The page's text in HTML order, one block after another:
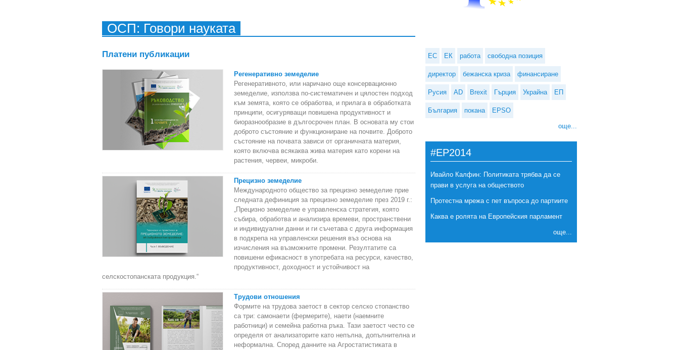
ОСП: Говори науката
Платени публикации
Регенеративно земеделие
Регенеративното, или наричано още консервационно
земеделие, използва по-систематичен и цялостен подход
към земята, която се обработва, и прилага в обработката
принципи, осигуряващи повишена продуктивност и
биоразнообразие в дългосрочен план. В основата му стои
доброто състояние и функциониране на почвите. Доброто
състояние на почвата зависи от органичната материя,
която включва всякаква жива материя като корени на
растения, червеи, микроби.
Прецизно земеделие
Международното общество за прецизно земеделие прие
следната дефиниция за прецизно земеделие през 2019 г.:
„Прецизно земеделие е управленска стратегия, която
събира, обработва и анализира времеви, пространствени
и индивидуални данни и ги съчетава с друга информация
в подкрепа на управленски решения въз основа на
изчисления на възможните промени. Резултатите са
повишени ефикасност в употребата на ресурси, качество,
продуктивност, доходност и устойчивост на
селскостопанската продукция.“
Трудови отношения
Формите на трудова заетост в сектор селско стопанство
са три: самонаети (фермерите), наети (наемните
работници) и семейна работна ръка. Тази заетост често се
определя от анализаторите като непълна, допълнителна и
неформална. Според данните на Агростатистиката в
ЕС ЕК работа свободна позиция
директор бежанска криза финансиране
Русия AD Brexit Гърция Украйна ЕП
България покана EPSO
още...
#EP2014
Ивайло Калфин: Политиката трябва да се
прави в услуга на обществото
Протестна мрежа с пет въпроса до партиите
Каква е ролята на Европейския парламент
още...